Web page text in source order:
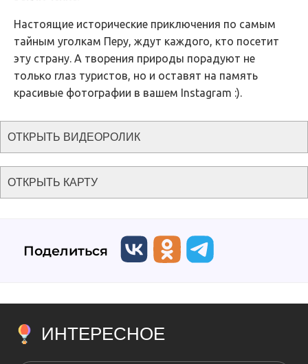
Настоящие исторические приключения по самым
тайным уголкам Перу, ждут каждого, кто посетит
эту страну. А творения природы порадуют не
только глаз туристов, но и оставят на память
красивые фотографии в вашем Instagram :).
ОТКРЫТЬ ВИДЕОРОЛИК
ОТКРЫТЬ КАРТУ
Поделиться
ИНТЕРЕСНОЕ